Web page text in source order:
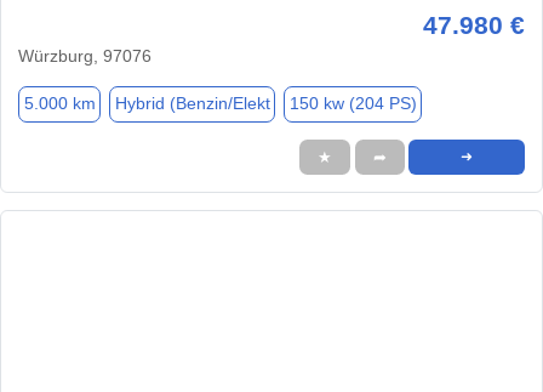
47.980 €
Würzburg, 97076
5.000 km Hybrid (Benzin/Elekt 150 kw (204 PS)
★ ➦ ➜